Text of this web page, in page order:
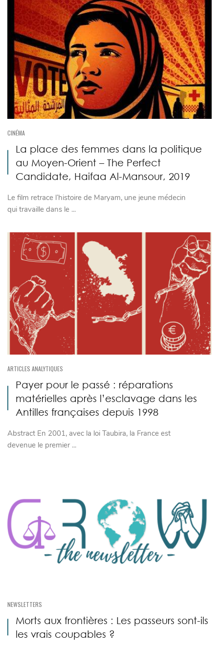
CINÉMA
La place des femmes dans la politique
au Moyen-Orient – The Perfect
Candidate, Haifaa Al-Mansour, 2019
Le film retrace l’histoire de Maryam, une jeune médecin
qui travaille dans le ...
ARTICLES ANALYTIQUES
Payer pour le passé : réparations
matérielles après l’esclavage dans les
Antilles françaises depuis 1998
Abstract En 2001, avec la loi Taubira, la France est
devenue le premier ...
NEWSLETTERS
Morts aux frontières : Les passeurs sont-ils
les vrais coupables ?